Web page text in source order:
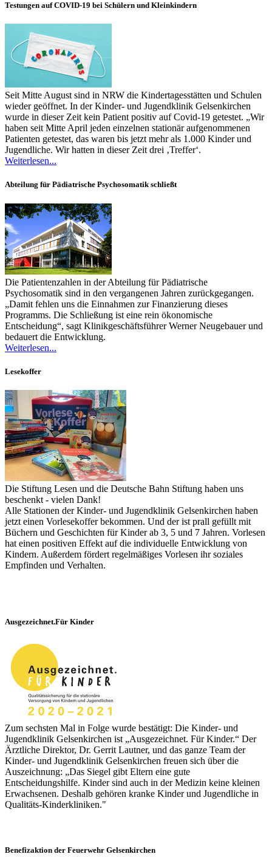
Testungen auf COVID-19 bei Schülern und Kleinkindern
Seit Mitte August sind in NRW die Kindertagesstätten und Schulen
wieder geöffnet. In der Kinder- und Jugendklinik Gelsenkirchen
wurde in dieser Zeit kein Patient positiv auf Covid-19 getestet. „Wir
haben seit Mitte April jeden einzelnen stationär aufgenommenen
Patienten getestet, das waren bis jetzt mehr als 1.000 Kinder und
Jugendliche. Wir hatten in dieser Zeit drei ‚Treffer‘.
Weiterlesen...
Abteilung für Pädiatrische Psychosomatik schließt
Die Patientenzahlen in der Abteilung für Pädiatrische
Psychosomatik sind in den vergangenen Jahren zurückgegangen.
„Damit fehlen uns die Einnahmen zur Finanzierung dieses
Programms. Die Schließung ist eine rein ökonomische
Entscheidung“, sagt Klinikgeschäftsführer Werner Neugebauer und
bedauert die Entwicklung.
Weiterlesen...
Lesekoffer
Die Stiftung Lesen und die Deutsche Bahn Stiftung haben uns
beschenkt - vielen Dank!
Alle Stationen der Kinder- und Jugendklinik Gelsenkirchen haben
jetzt einen Vorlesekoffer bekommen. Und der ist prall gefüllt mit
Büchern und Geschichten für Kinder ab 3, 5 und 7 Jahren. Vorlesen
hat einen positiven Effekt auf die individuelle Entwicklung von
Kindern. Außerdem fördert regelmäßiges Vorlesen ihr soziales
Empfinden und Verhalten.
Ausgezeichnet.Für Kinder
Zum sechsten Mal in Folge wurde bestätigt: Die Kinder- und
Jugendklinik Gelsenkirchen ist „Ausgezeichnet. Für Kinder.“ Der
Ärztliche Direktor, Dr. Gerrit Lautner, und das ganze Team der
Kinder- und Jugendklinik Gelsenkirchen freuen sich über die
Auszeichnung: „Das Siegel gibt Eltern eine gute
Entscheidungshilfe. Kinder sind auch in der Medizin keine kleinen
Erwachsenen. Deshalb gehören kranke Kinder und Jugendliche in
Qualitäts-Kinderkliniken."
Benefizaktion der Feuerwehr Gelsenkirchen